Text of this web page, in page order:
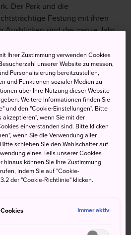
Der Park und die
Festung mit ihren
Ausblicken sind das ganze Jahr
Oyaki-Klößchen, während
schlendern
der lebhaften saisonalen
Burg
verborgenen Brunnen, der
Tunnel unter dem
sein soll
Ihrer Zustimmung verwenden Cookies
unserer Website zu messen,
Personalisierung bereitzustellen,
und Funktionen sozialer Medien zu
über Ihre Nutzung dieser Website
Weitere Informationen finden Sie
und den "Cookie-Einstellungen". Bitte
akzeptieren", wenn Sie mit der
einverstanden sind. Bitte klicken
wenn Sie die Verwendung aller
schieben Sie den Wahlschalter auf
eines Teils unserer Cookies
hinaus können Sie Ihre Zustimmung
indem Sie auf "Cookie-
der "Cookie-Richtlinie" klicken.
Immer aktiv